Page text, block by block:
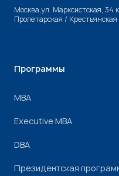
Москва,ул. Марксистская, 34
Пролетарская / Крестьянская
Программы
МВА
Executive MBA
DBA
Президентская